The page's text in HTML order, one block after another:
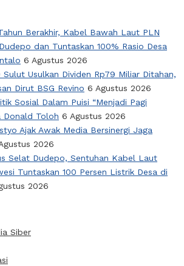
Berakhir, Kabel Bawah Laut PLN
dan Tuntaskan 100% Rasio Desa
6 Agustus 2026
Sulut Usulkan Dividen Rp79 Miliar Ditahan,
Dirut BSG Revino 6 Agustus 2026
Sosial Dalam Puisi “Menjadi Pagi
Donald Toloh 6 Agustus 2026
Ajak Awak Media Bersinergi Jaga
2026
Selat Dudepo, Sentuhan Kabel Laut
Tuntaskan 100 Persen Listrik Desa di
2026
Siber